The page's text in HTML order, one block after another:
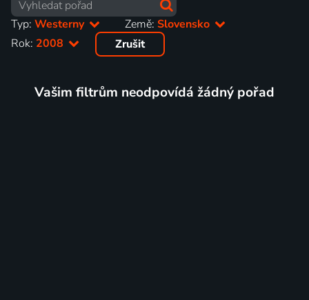
Typ: Westerny Země:Slovensko
Rok: 2008 Zrušit
Vašim filtrům neodpovídá žádný pořad